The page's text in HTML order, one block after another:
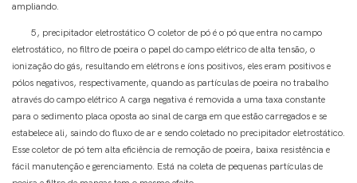
ampliando.
5, precipitador eletrostático O coletor de pó é o pó que entra no campo
eletrostático, no filtro de poeira o papel do campo elétrico de alta tensão, o
ionização do gás, resultando em elétrons e íons positivos, eles eram positivos e
pólos negativos, respectivamente, quando as partículas de poeira no trabalho
através do campo elétrico A carga negativa é removida a uma taxa constante
para o sedimento placa oposta ao sinal de carga em que estão carregados e se
estabelece ali, saindo do fluxo de ar e sendo coletado no precipitador eletrostático.
Esse coletor de pó tem alta eficiência de remoção de poeira, baixa resistência e
fácil manutenção e gerenciamento. Está na coleta de pequenas partículas de